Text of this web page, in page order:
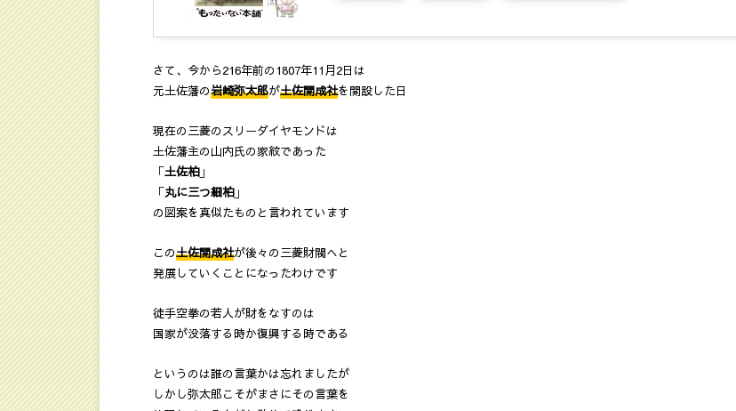
さて、今から216年前の1807年11月2日は
元土佐藩の岩崎弥太郎が土佐開成社を開設した日
現在の三菱のスリーダイヤモンドは
土佐藩主の山内氏の家紋であった
「土佐柏」
「丸に三つ細柏」
の図案を真似たものと言われています
この土佐開成社が後々の三菱財閥へと
発展していくことになったわけです
徒手空拳の若人が財をなすのは
国家が没落する時か復興する時である
というのは誰の言葉かは忘れましたが
しかし弥太郎こそがまさにその言葉を